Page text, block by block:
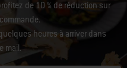
de 10 % de réduction sur
heures à arriver dans
mail.